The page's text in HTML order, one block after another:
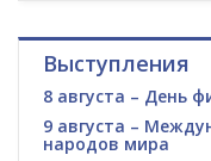
Выступления
8 августа – День
9 августа –
народов мира